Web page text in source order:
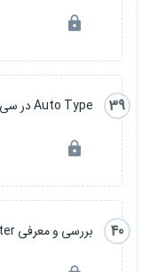
39 Auto Type در سی پلاس پلاس
40 بررسی و معرفی Null Pointer